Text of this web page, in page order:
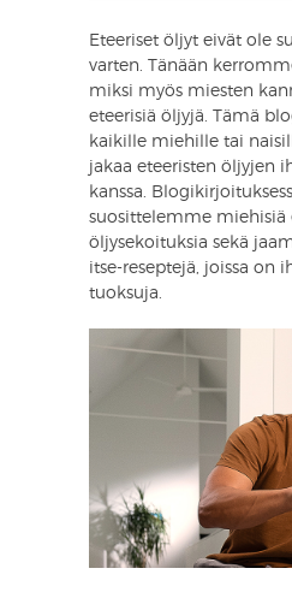
Eteeriset öljyt eivät ole
varten. Tänään
miksi myös miesten
eteerisiä öljyjä. Tämä
kaikille miehille tai
jakaa eteeristen öljyjen
kanssa.
suosittelemme miehisiä
öljysekoituksia sekä
itse-reseptejä, joissa on
tuoksuja.